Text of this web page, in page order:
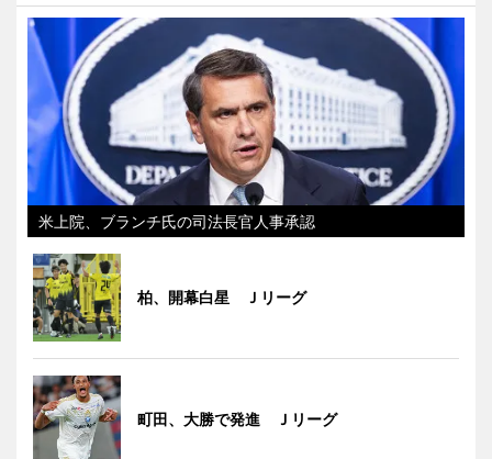
米上院、ブランチ氏の司法長官人事承認
柏、開幕白星 Ｊリーグ
町田、大勝で発進 Ｊリーグ